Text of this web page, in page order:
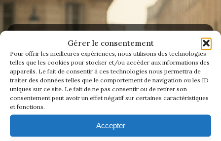
Gérer le consentement
Pour offrir les meilleures expériences, nous utilisons des technologies
telles que les cookies pour stocker et/ou accéder aux informations des
appareils. Le fait de consentir à ces technologies nous permettra de
traiter des données telles que le comportement de navigation ou les ID
uniques sur ce site. Le fait de ne pas consentir ou de retirer son
consentement peut avoir un effet négatif sur certaines caractéristiques
et fonctions.
Accepter
Evolution 7 et 11 -
1934/1941
Evolution 11 –
1945/1952
Evolution 11 –
1952/1957
La 15/6 G –
1938/1947
ADHÉREZ DÈS MAINTENANT
Rejoindre La Traction Universelle, c'est bien plus
qu'adhérer à un club.
C'est rejoindre une famille de passionnés qui
entretient l'âme d'une voiture mythique.
Ensemble, nous faisons vivre une histoire
authentique — celle d'un savoir-faire, d'un style,
et d'un esprit de liberté qui ne s'invente pas.